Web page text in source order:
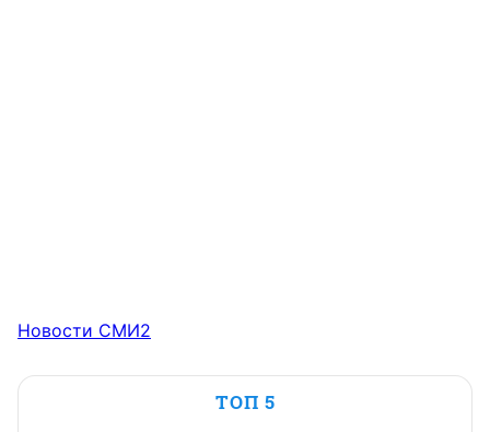
Новости СМИ2
ТОП 5